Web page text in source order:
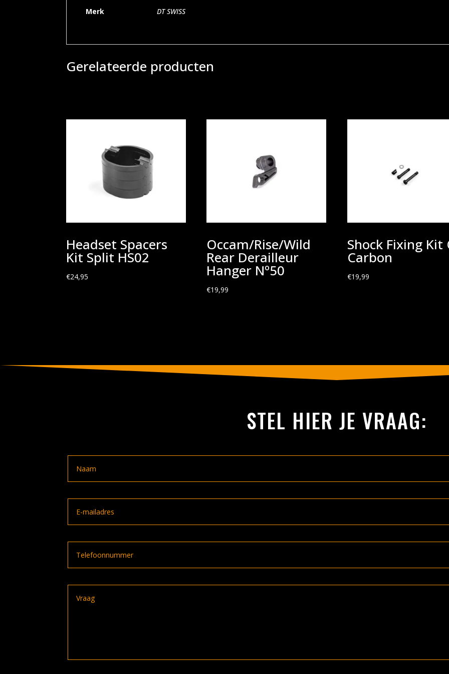
Merk DT SWISS
Gerelateerde producten
Headset Spacers
Kit Split HS02
€24,95
Occam/Rise/Wild
Rear Derailleur
Hanger Nº50
€19,99
Shock Fixing Kit
Carbon
€19,99
STEL HIER JE VRAAG: